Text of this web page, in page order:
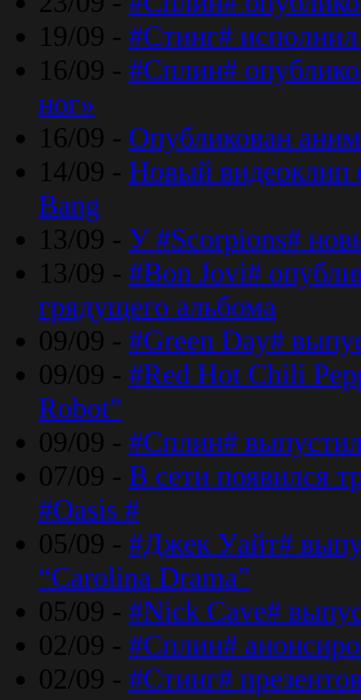
19/09 - #Стинг#
16/09 - #Сплин#
ног»
16/09 - Опубликован
14/09 - Новый видеоклип
Bang
13/09 - У #Scorpions#
13/09 - #Bon Jovi#
грядущего альбома
09/09 - #Green Day#
09/09 - #Red Hot Chili
Robot”
09/09 - #Сплин#
07/09 - В сети появился
#Oasis #
05/09 - #Джек Уайт#
“Carolina Drama”
05/09 - #Nick Cave#
02/09 - #Сплин#
02/09 - #Стинг#